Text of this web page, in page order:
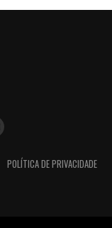
POLÍTICA DE PRIVACIDADE